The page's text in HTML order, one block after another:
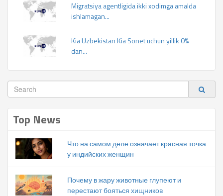
Migratsiya agentligida ikki xodimga amalda
ishlamagan...
Kia Uzbekistan Kia Sonet uchun yillik 0%
dan...
Top News
Что на самом деле означает красная точка
у индийских женщин
Почему в жару животные глупеют и
перестают бояться хищников